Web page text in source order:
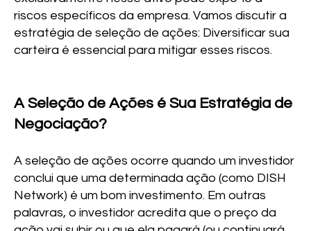
riscos específicos da empresa. Vamos discutir a
estratégia de seleção de ações: Diversificar sua
carteira é essencial para mitigar esses riscos.
A Seleção de Ações é Sua Estratégia de
Negociação?
A seleção de ações ocorre quando um investidor
conclui que uma determinada ação (como DISH
Network) é um bom investimento. Em outras
palavras, o investidor acredita que o preço da